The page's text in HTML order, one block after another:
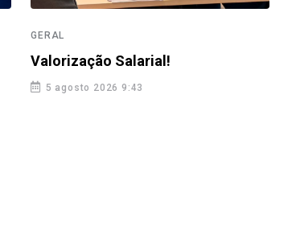
GERAL
Valorização Salarial!
5 agosto 2026 9:43